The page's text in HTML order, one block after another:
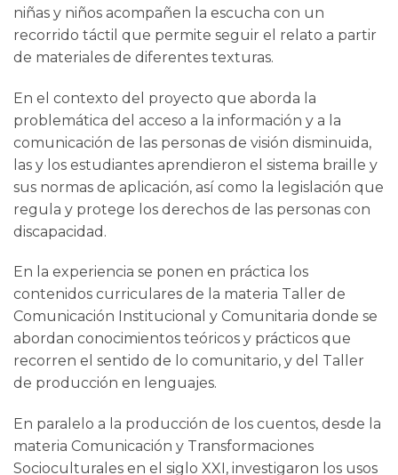
niñas y niños acompañen la escucha con un
recorrido táctil que permite seguir el relato a partir
de materiales de diferentes texturas.
En el contexto del proyecto que aborda la
problemática del acceso a la información y a la
comunicación de las personas de visión disminuida,
las y los estudiantes aprendieron el sistema braille y
sus normas de aplicación, así como la legislación que
regula y protege los derechos de las personas con
discapacidad.
En la experiencia se ponen en práctica los
contenidos curriculares de la materia Taller de
Comunicación Institucional y Comunitaria donde se
abordan conocimientos teóricos y prácticos que
recorren el sentido de lo comunitario, y del Taller
de producción en lenguajes.
En paralelo a la producción de los cuentos, desde la
materia Comunicación y Transformaciones
Socioculturales en el siglo XXI, investigaron los usos